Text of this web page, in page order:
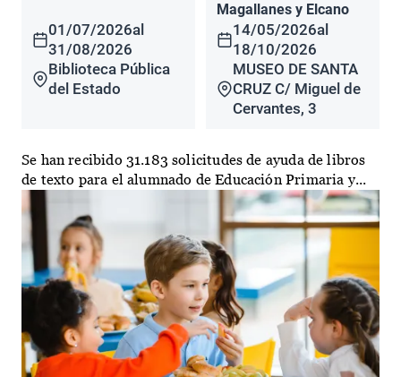
01/07/2026al
31/08/2026
Biblioteca Pública
del Estado
Magallanes y Elcano
14/05/2026al
18/10/2026
MUSEO DE SANTA
CRUZ C/ Miguel de
Cervantes, 3
Se han recibido 31.183 solicitudes de ayuda de libros
de texto para el alumnado de Educación Primaria y...